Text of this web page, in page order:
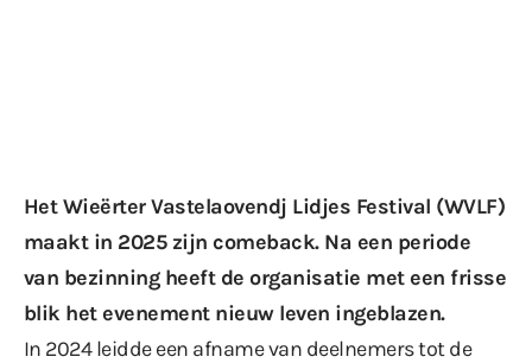
Het Wieërter Vastelaovendj Lidjes Festival (WVLF)
maakt in 2025 zijn comeback. Na een periode
van bezinning heeft de organisatie met een frisse
blik het evenement nieuw leven ingeblazen.
In 2024 leidde een afname van deelnemers tot de